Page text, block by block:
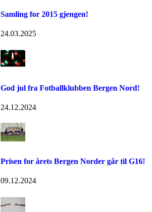
Samling for 2015 gjengen!
24.03.2025
God jul fra Fotballklubben Bergen Nord!
24.12.2024
Prisen for årets Bergen Norder går til G16!
09.12.2024